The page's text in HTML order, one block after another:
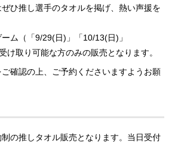
ひ推し選手のタオルを掲げ、熱い声援を
ム（「9/29(日)」「10/13(日)」
け取り可能な方のみの販売となります。
確認の上、ご予約くださいますようお願
の推しタオル販売となります。当日受付